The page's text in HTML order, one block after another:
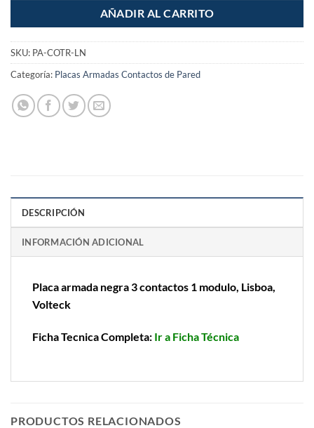
AÑADIR AL CARRITO
SKU: PA-COTR-LN
Categoría: Placas Armadas Contactos de Pared
DESCRIPCIÓN
INFORMACIÓN ADICIONAL
Placa armada negra 3 contactos 1 modulo, Lisboa,
Volteck
Ficha Tecnica Completa: Ir a Ficha Técnica
PRODUCTOS RELACIONADOS